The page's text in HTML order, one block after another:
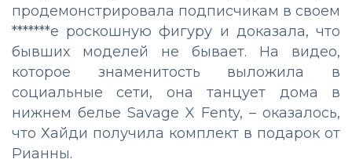
продемонстрировала подписчикам в своем
*******е роскошную фигуру и доказала, что
бывших моделей не бывает. На видео,
которое знаменитость выложила в
социальные сети, она танцует дома в
нижнем белье Savage X Fenty, – оказалось,
что Хайди получила комплект в подарок от
Рианны.